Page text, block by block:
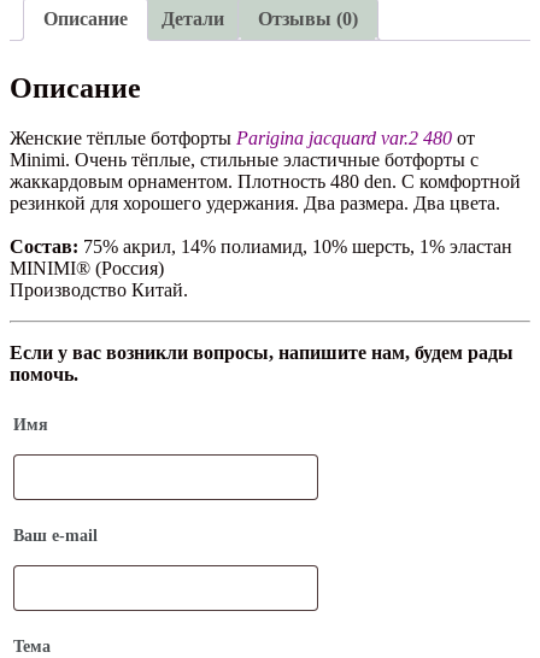
MinimiОписание Детали Отзывы (0)
Описание
Женские тёплые ботфорты Parigina jacquard var.2 480 от
Minimi. Очень тёплые, стильные эластичные ботфорты с
жаккардовым орнаментом. Плотность 480 den. С комфортной
резинкой для хорошего удержания. Два размера. Два цвета.
Состав: 75% акрил, 14% полиамид, 10% шерсть, 1% эластан
MINIMI® (Россия)
Производство Китай.
Если у вас возникли вопросы, напишите нам, будем рады
помочь.
Имя
Ваш e-mail
Тема